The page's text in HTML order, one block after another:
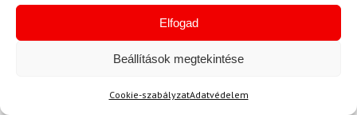
Elfogad
Beállítások megtekintése
Cookie-szabályzatAdatvédelem
legjobb teljesítményt nyújtani a pályán!